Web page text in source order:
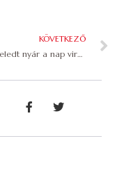
KÖVETKEZŐ
Önfeledt nyár a nap virágaival